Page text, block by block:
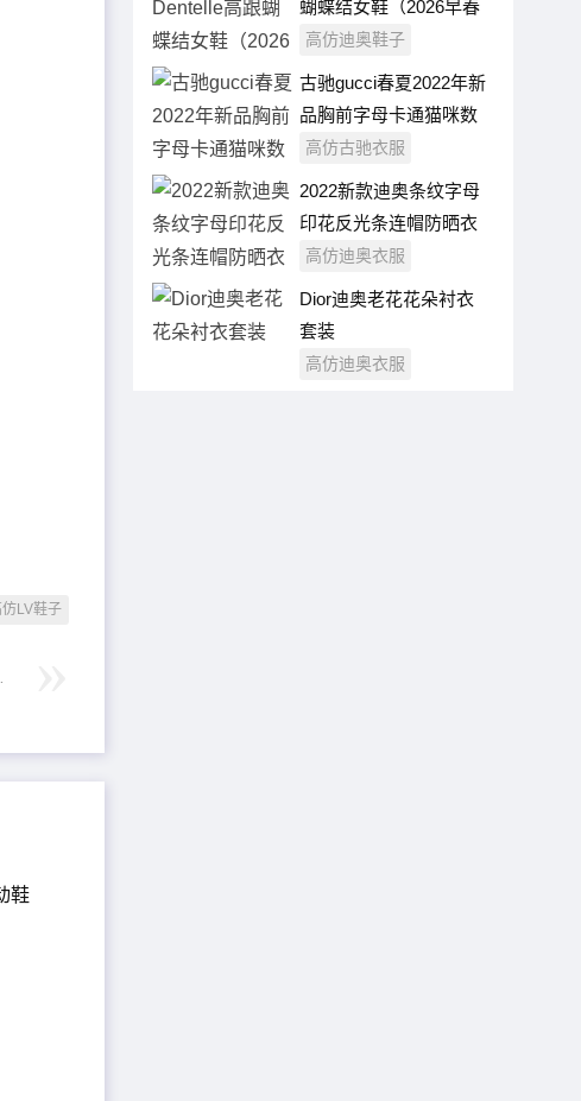
仿LV鞋子
蝴蝶结女鞋（2026早春
系列）
高仿迪奥鞋子
古驰gucci春夏2022年新
品胸前字母卡通猫咪数
码印花纯棉圆领短袖t恤
高仿古驰衣服
2022新款迪奥条纹字母
印花反光条连帽防晒衣
外套
高仿迪奥衣服
Dior迪奥老花花朵衬衣
套装
高仿迪奥衣服